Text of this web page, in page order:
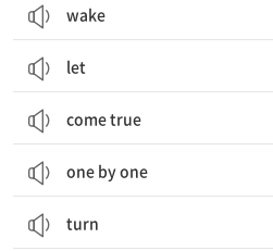
wake
let
come true
one by one
turn